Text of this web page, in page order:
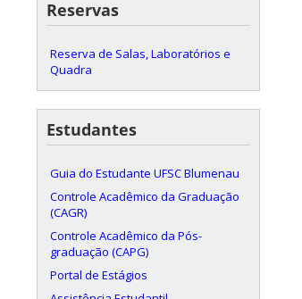
Reservas
Reserva de Salas, Laboratórios e
Quadra
Estudantes
Guia do Estudante UFSC Blumenau
Controle Acadêmico da Graduação
(CAGR)
Controle Acadêmico da Pós-
graduação (CAPG)
Portal de Estágios